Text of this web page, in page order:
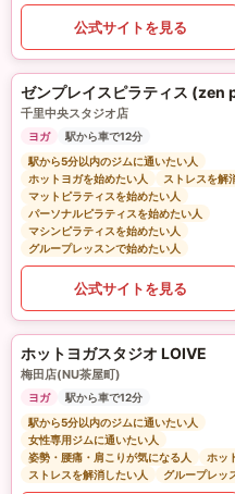
公式サイトを見る
ゼンプレイスピラティス (zen
千里中央スタジオ店
ヨガ
駅から車で12分
駅から5分以内のジムに通いたい人
ホットヨガを始めたい人
ストレスを解
マットピラティスを始めたい人
パーソナルピラティスを始めたい人
マシンピラティスを始めたい人
グループレッスンで始めたい人
公式サイトを見る
ホットヨガスタジオ LOIVE
梅田店(NU茶屋町)
ヨガ
駅から車で12分
駅から5分以内のジムに通いたい人
女性専用ジムに通いたい人
姿勢・腰痛・肩こりが気になる人
ホッ
ストレスを解消したい人
グループレッ